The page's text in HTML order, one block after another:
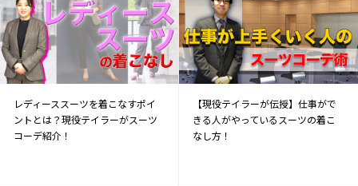
レディーススーツを着こなすポイ
ントとは？現役テイラーがスーツ
コーデ紹介！
【現役テイラーが伝授】仕事がで
きる人がやっているスーツの着こ
なし方！